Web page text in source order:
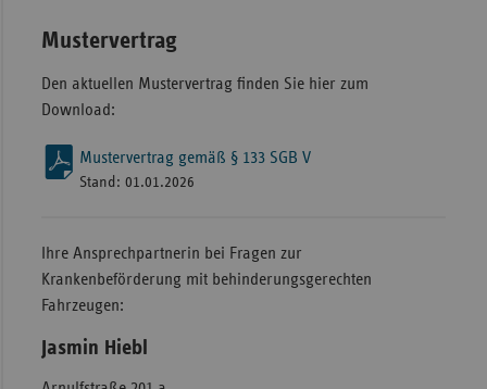
Mustervertrag
Den aktuellen Mustervertrag finden Sie hier zum
Download:
Mustervertrag gemäß § 133 SGB V
Stand: 01.01.2026
Ihre Ansprechpartnerin bei Fragen zur
Krankenbeförderung mit behinderungsgerechten
Fahrzeugen:
Jasmin Hiebl